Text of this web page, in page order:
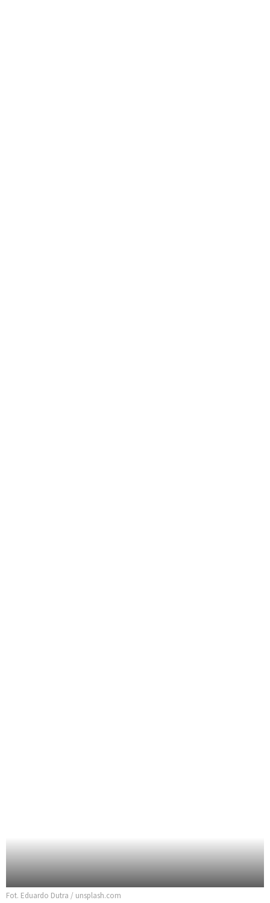
Fot. Eduardo Dutra / unsplash.com